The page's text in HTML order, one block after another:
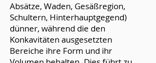
Absätze, Waden, Gesäßregion,
Schultern, Hinterhauptgegend)
dünner, während die den
Konkavitäten ausgesetzten
Bereiche ihre Form und ihr